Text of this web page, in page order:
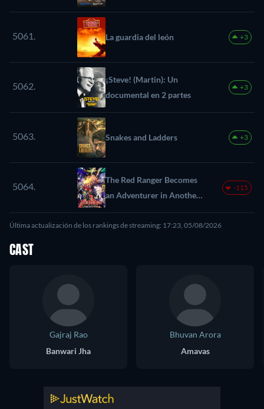
5061. La guardia del león +3
5062.
¡Steve! (Martin): Un
documental en 2 partes
+3
5063. Snakes and Ladders +3
5064.
The Red Ranger Becomes
an Adventurer in Another
World
-115
Última actualización de los rankings de streaming: 17:23, 05/08/2026
CAST
Gajraj Rao
Banwari Jha
Bhuvan Arora
Amavas